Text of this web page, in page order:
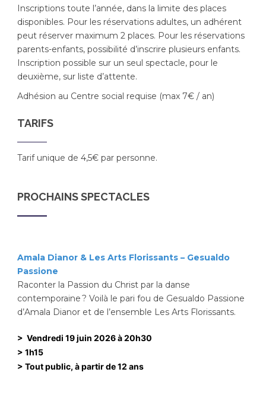
Inscriptions toute l’année, dans la limite des places
disponibles. Pour les réservations adultes, un adhérent
peut réserver maximum 2 places. Pour les réservations
parents-enfants, possibilité d’inscrire plusieurs enfants.
Inscription possible sur un seul spectacle, pour le
deuxième, sur liste d’attente.
Adhésion au Centre social requise (max 7€ / an)
TARIFS
Tarif unique de 4,5€ par personne.
PROCHAINS SPECTACLES
Amala Dianor & Les Arts Florissants – Gesualdo
Passione
Raconter la Passion du Christ par la danse
contemporaine ? Voilà le pari fou de Gesualdo Passione
d’Amala Dianor et de l’ensemble Les Arts Florissants.
> Vendredi 19 juin 2026 à 20h30
> 1h15
> Tout public, à partir de 12 ans